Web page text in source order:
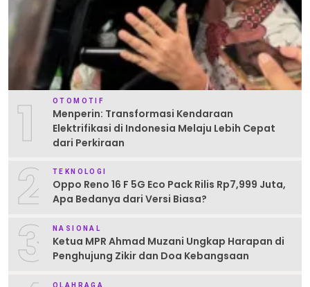
1 OTOMOTIF
Menperin: Transformasi Kendaraan
Elektrifikasi di Indonesia Melaju Lebih Cepat
dari Perkiraan
2 TEKNOLOGI
Oppo Reno 16 F 5G Eco Pack Rilis Rp7,999 Juta,
Apa Bedanya dari Versi Biasa?
3 NASIONAL
Ketua MPR Ahmad Muzani Ungkap Harapan di
Penghujung Zikir dan Doa Kebangsaan